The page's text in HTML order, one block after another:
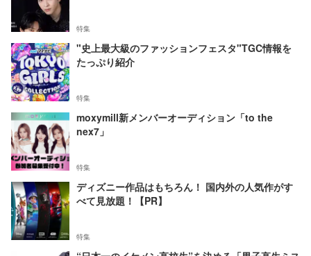
特集
"史上最大級のファッションフェスタ"TGC情報を
たっぷり紹介
特集
moxymill新メンバーオーディション「to the
nex7」
特集
ディズニー作品はもちろん！ 国内外の人気作がす
べて見放題！【PR】
特集